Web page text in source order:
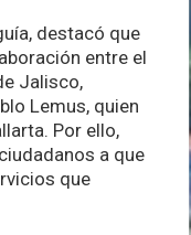
destacó que
entre el
Jalisco,
Lemus, quien
Por ello,
a que
que